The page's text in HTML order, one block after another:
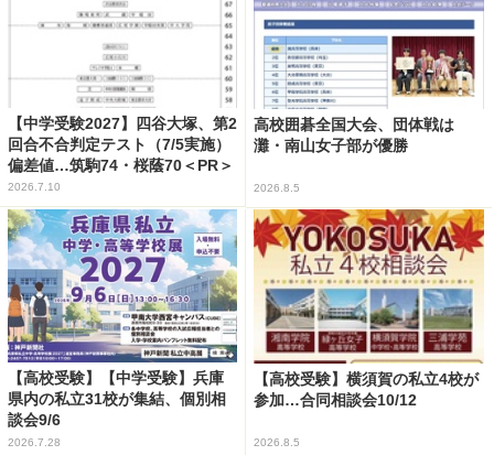
【中学受験2027】四谷大塚、第2
回合不合判定テスト（7/5実施）
偏差値…筑駒74・桜蔭70＜PR＞
2026.7.10
高校囲碁全国大会、団体戦は
灘・南山女子部が優勝
2026.8.5
【高校受験】【中学受験】兵庫
県内の私立31校が集結、個別相
談会9/6
2026.7.28
【高校受験】横須賀の私立4校が
参加…合同相談会10/12
2026.8.5